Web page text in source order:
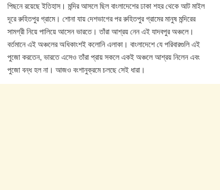
পিছনে রয়েছে ইতিহাস। মন্দির আসলে ছিল বাংলাদেশের ঢাকা শহর থেকে আট মাইল
দূরে রুহিতপুর গ্রামে। শোনা যায় দেশভাগের পর রুহিতপুর গ্রামের মানুষ মন্দিরের
সামগ্রী নিয়ে পালিয়ে আসেন ভারতে। তাঁরা আশ্রয় নেন এই যাদবপুর অঞ্চলে।
বর্তমানে এই অঞ্চলের অধিকাংশই কলোনি এলাকা। বাংলাদেশে যে পরিবারগুলি এই
পুজো করতেন, ভারতে এসেও তাঁরা প্রায় সকলে একই অঞ্চলে আশ্রয় নিলেন এবং
পুজো বন্ধ হল না। আজও বংশানুক্রমে চলছে সেই ধারা।